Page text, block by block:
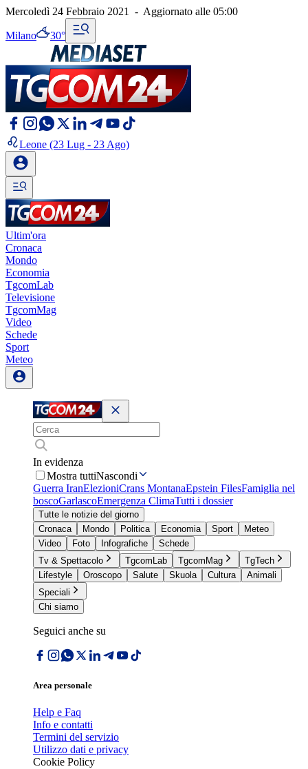
Mercoledì 24 Febbraio 2021 - Aggiornato alle 05:00
Milano 30°
Leone (23 Lug - 23 Ago)
Ultim'ora
Cronaca
Mondo
Economia
TgcomLab
Televisione
TgcomMag
Video
Schede
Sport
Meteo
In evidenza
Mostra tuttiNascondi
Guerra IranElezioniCrans MontanaEpstein FilesFamiglia nel
boscoGarlascoEmergenza ClimaTutti i dossier
Tutte le notizie del giorno
Cronaca
Mondo Politica Economia Sport
Meteo
Video
Foto Infografiche
Schede
Tv & Spettacolo
TgcomLab TgcomMag
TgTech
Lifestyle
Oroscopo Salute Skuola Cultura
Animali
Speciali
Chi siamo
Seguici anche su
Area personale
Help e Faq
Info e contatti
Termini del servizio
Utilizzo dati e privacy
Cookie Policy